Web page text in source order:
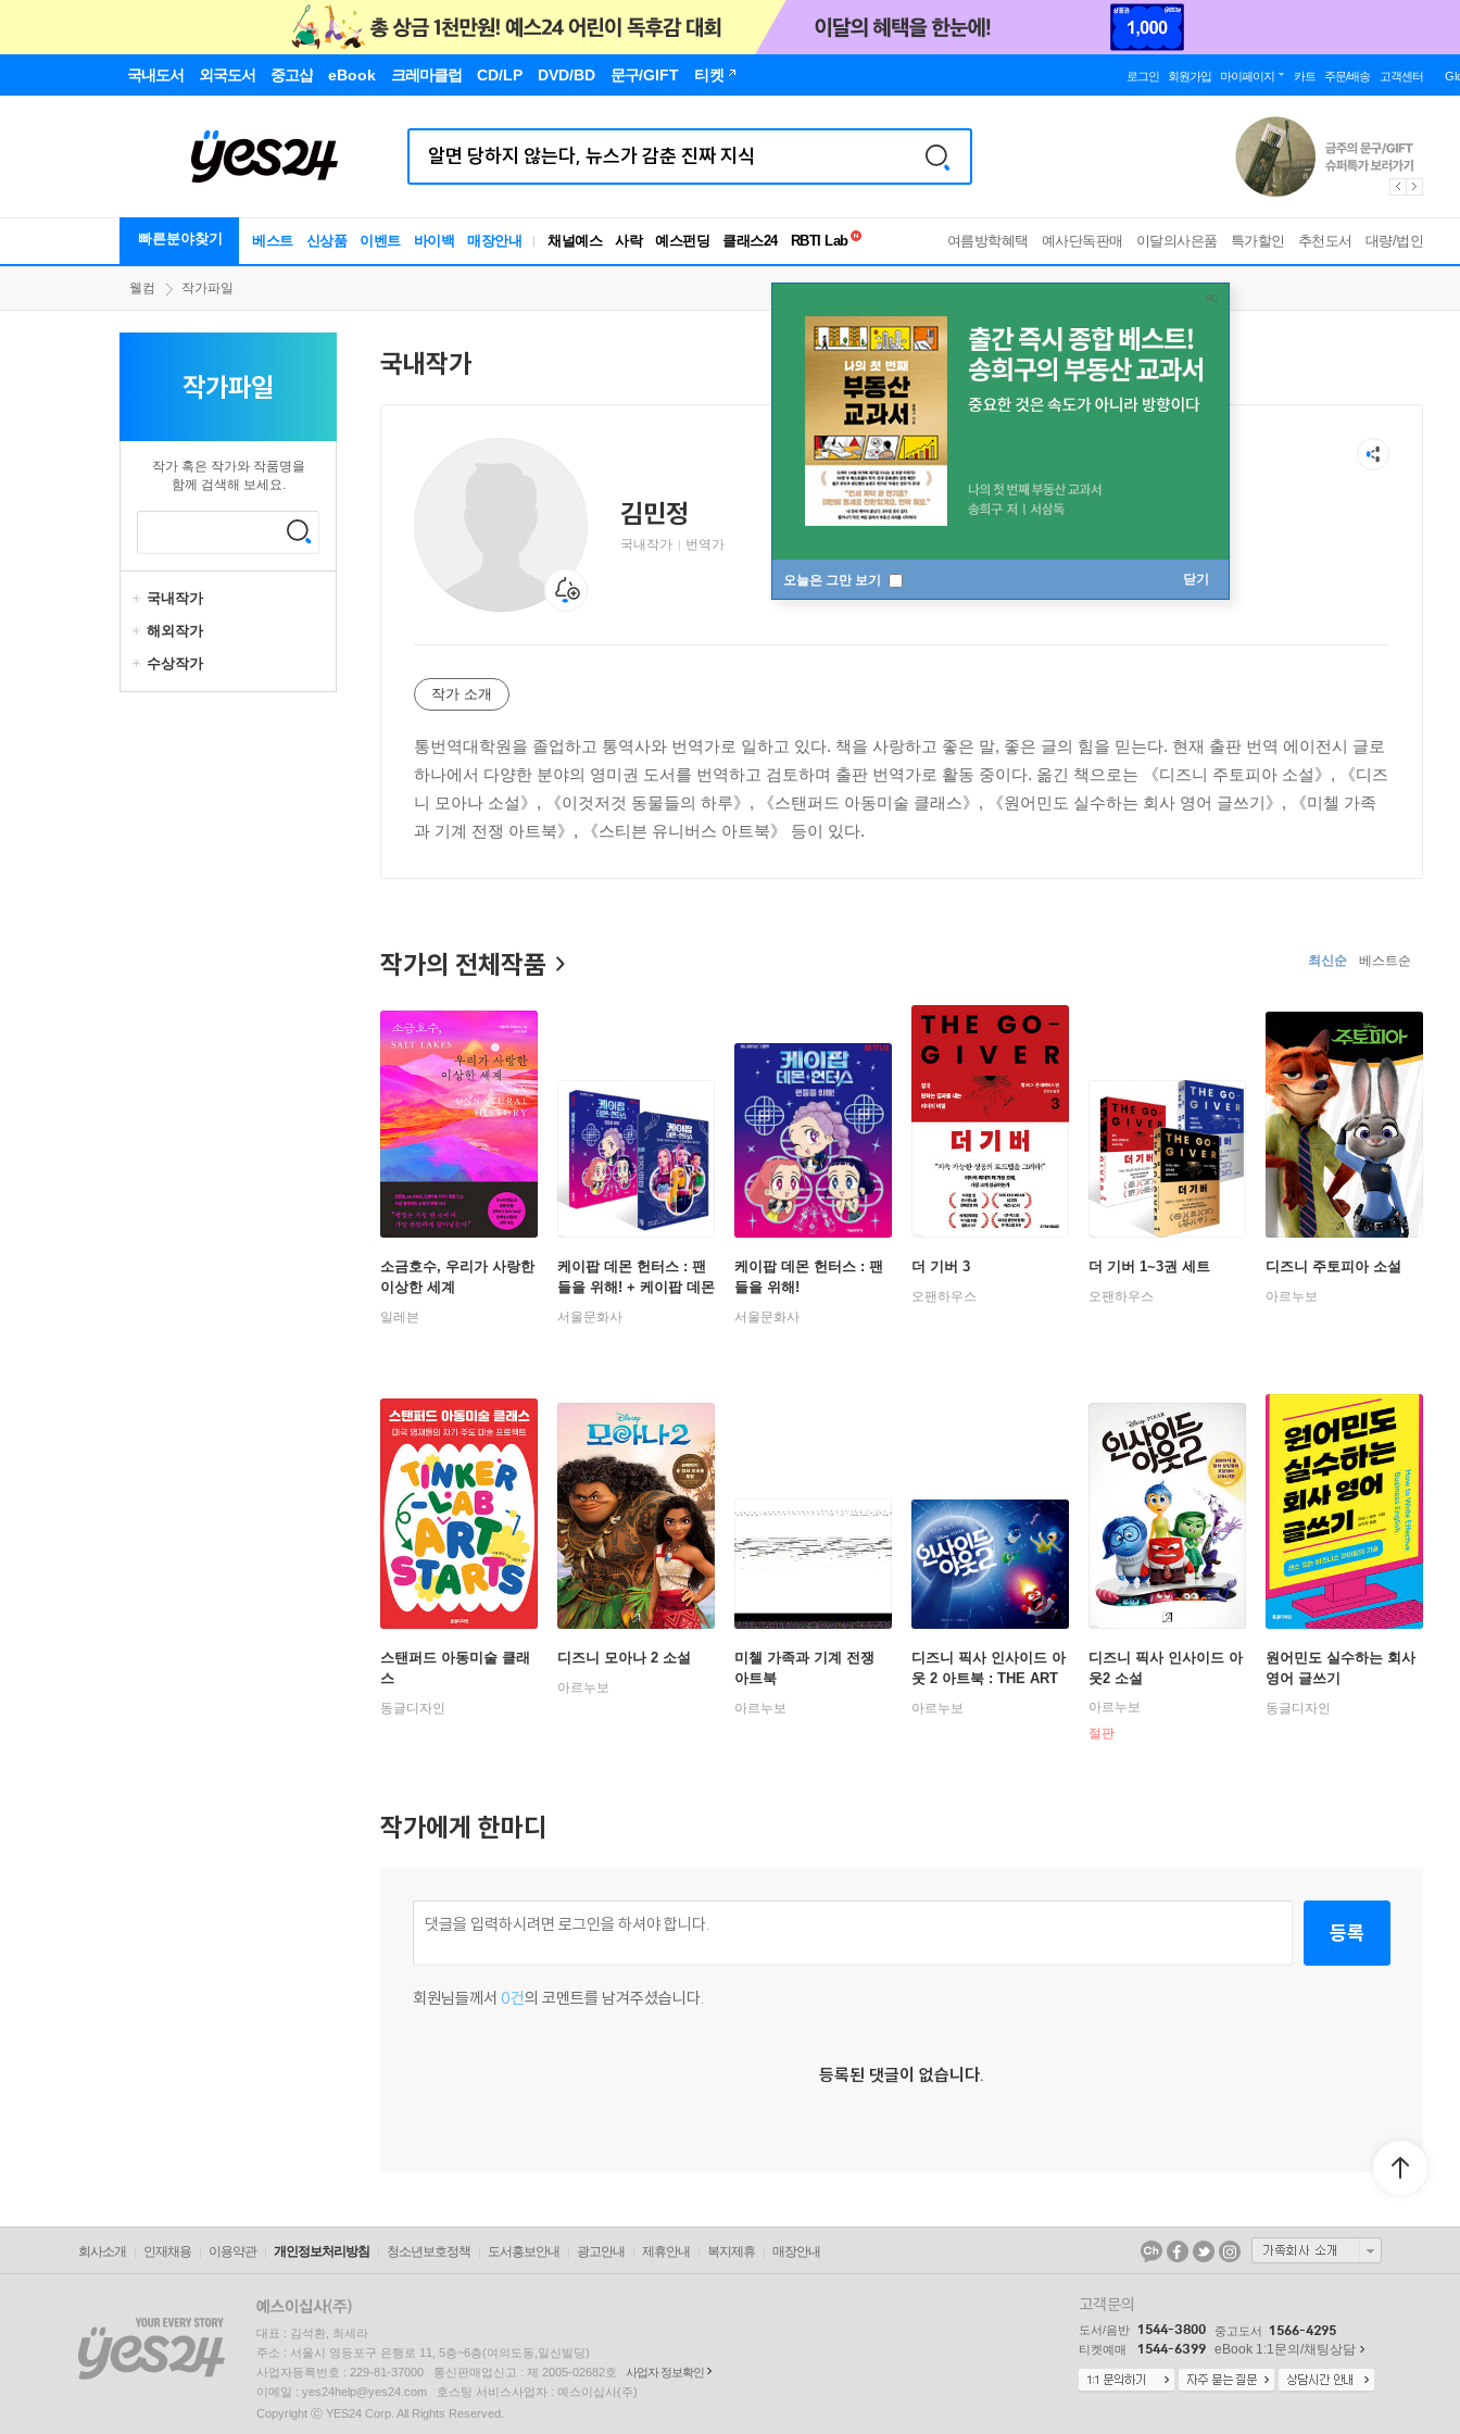
국내도서 외국도서 중고샵 eBook 크레마클럽 CD/LP DVD/BD 문구/GIFT 티켓 로그인 회원가입 마이페이지 카트 주문/배송 고객센터
빠른분야찾기 베스트 신상품 이벤트 바이백 매장안내 채널예스 사락 예스펀딩 클래스24
RBTI Lab
독서유형검사
여름방학혜택 예사단독판매 이달의사은품 특가할인 추천도서 대량/법인
오늘은 그만 보기 닫기
웰컴 작가파일
작가파일
작가 혹은 작가와 작품명을
함께 검색해 보세요.
국내작가
해외작가
수상작가
국내작가
김민정
국내작가 번역가
작가 소개
통번역대학원을 졸업하고 통역사와 번역가로 일하고 있다. 책을 사랑하고 좋은 말, 좋은 글의 힘을 믿는다. 현재 출판 번역 에이전시 글로
하나에서 다양한 분야의 영미권 도서를 번역하고 검토하며 출판 번역가로 활동 중이다. 옮긴 책으로는 《디즈니 주토피아 소설》, 《디즈
니 모아나 소설》, 《이것저것 동물들의 하루》, 《스탠퍼드 아동미술 클래스》, 《원어민도 실수하는 회사 영어 글쓰기》, 《미첼 가족
과 기계 전쟁 아트북》, 《스티븐 유니버스 아트북》 등이 있다.
작가의 전체작품 최신순 베스트순
소금호수, 우리가 사랑한
이상한 세계
일레븐
케이팝 데몬 헌터스 : 팬
들을 위해! + 케이팝 데몬
헌터스 오피셜 포스터북
THE OFFICIAL POSTE
서울문화사
케이팝 데몬 헌터스 : 팬
들을 위해!
서울문화사
더 기버 3
오팬하우스
더 기버 1~3권 세트
오팬하우스
디즈니 주토피아 소설
아르누보
스탠퍼드 아동미술 클래
스
동글디자인
디즈니 모아나 2 소설
아르누보
미첼 가족과 기계 전쟁
아트북
아르누보
디즈니 픽사 인사이드 아
웃 2 아트북 : THE ART
아르누보
디즈니 픽사 인사이드 아
웃2 소설
아르누보
절판
원어민도 실수하는 회사
영어 글쓰기
동글디자인
작가에게 한마디
등록
회원님들께서 0건의 코멘트를 남겨주셨습니다.
등록된 댓글이 없습니다.
회사소개 인재채용 이용약관 개인정보처리방침 청소년보호정책 도서홍보안내 광고안내 제휴안내 복지제휴 매장안내
대표 : 김석환, 최세라
주소 : 서울시 영등포구 은행로 11, 5층~6층(여의도동,일신빌딩)
사업자등록번호 : 229-81-37000 통신판매업신고 : 제 2005-02682호
사업자 정보확인
이메일 : yes24help@yes24.com 호스팅 서비스사업자 : 예스이십사(주)
Copyright ⓒ YES24 Corp. All Rights Reserved.
고객문의
도서/음반 1544-3800 중고도서 1566-4295
티켓예매 1544-6399 eBook 1:1문의/채팅상담